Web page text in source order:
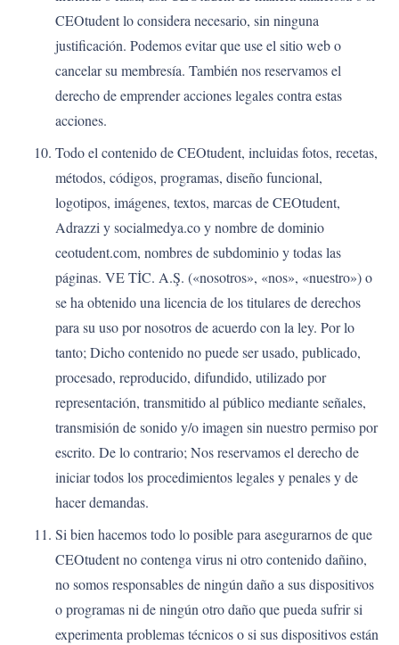
CEOtudent lo considera necesario, sin ninguna
justificación. Podemos evitar que use el sitio web o
cancelar su membresía. También nos reservamos el
derecho de emprender acciones legales contra estas
acciones.
Todo el contenido de CEOtudent, incluidas fotos, recetas,
métodos, códigos, programas, diseño funcional,
logotipos, imágenes, textos, marcas de CEOtudent,
Adrazzi y socialmedya.co y nombre de dominio
ceotudent.com, nombres de subdominio y todas las
páginas. VE TİC. A.Ş. («nosotros», «nos», «nuestro») o
se ha obtenido una licencia de los titulares de derechos
para su uso por nosotros de acuerdo con la ley. Por lo
tanto; Dicho contenido no puede ser usado, publicado,
procesado, reproducido, difundido, utilizado por
representación, transmitido al público mediante señales,
transmisión de sonido y/o imagen sin nuestro permiso por
escrito. De lo contrario; Nos reservamos el derecho de
iniciar todos los procedimientos legales y penales y de
hacer demandas.
Si bien hacemos todo lo posible para asegurarnos de que
CEOtudent no contenga virus ni otro contenido dañino,
no somos responsables de ningún daño a sus dispositivos
o programas ni de ningún otro daño que pueda sufrir si
experimenta problemas técnicos o si sus dispositivos están